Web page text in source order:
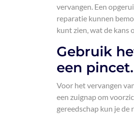
vervangen. Een
reparatie kunnen
kunt zien, wat de kans
Gebruik
een pincet.
Voor het vervangen
een zuignap om
gereedschap kun je